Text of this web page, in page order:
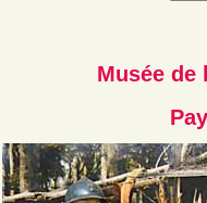
Musée de